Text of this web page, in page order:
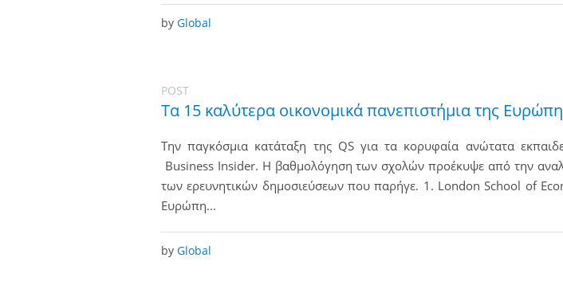
by Global
POST
Τα 15 καλύτερα οικονομικά πανεπιστήμια της
Την παγκόσμια κατάταξη της QS για τα κορυφαία ανώτατα
Business Insider. Η βαθμολόγηση των σχολών προέκυψε από την
των ερευνητικών δημοσιεύσεων που παρήγε. 1. London School of
Ευρώπη...
by Global